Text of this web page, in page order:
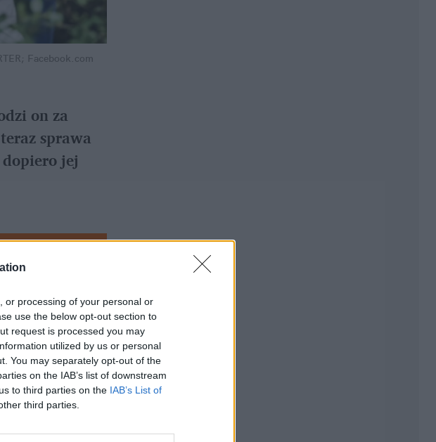
or processing of your personal or
use the below opt-out section to
request is processed you may
utilized by us or personal
You may separately opt-out of the
on the IAB’s list of downstream
to third parties on the IAB’s List of
third parties.
Facebook.com
on za
sprawa
jej
śledztwie
Tomasz
Prokuratury
informacji